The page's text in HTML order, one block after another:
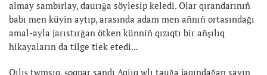
almay sambırlay, daurığa söylesip keledi. Olar qırandarınıñ
babı men küyin aytıp, arasında adam men añnıñ ortasındağı
amal-ayla jarıstırğan ötken künniñ qızıqtı bir añşılıq
hikayaların da tilge tiek etedi...
Qılış twmsıq, şoqpar sandı Aqiıq wlı tauğa jaqındağan sayın